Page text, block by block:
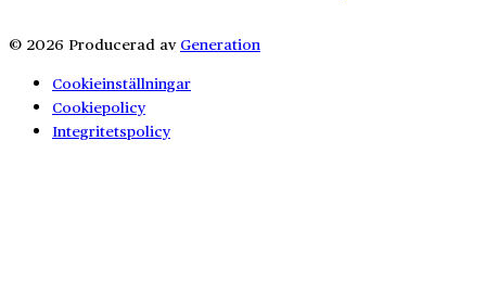
© 2026 Producerad av Generation
Cookieinställningar
Cookiepolicy
Integritetspolicy